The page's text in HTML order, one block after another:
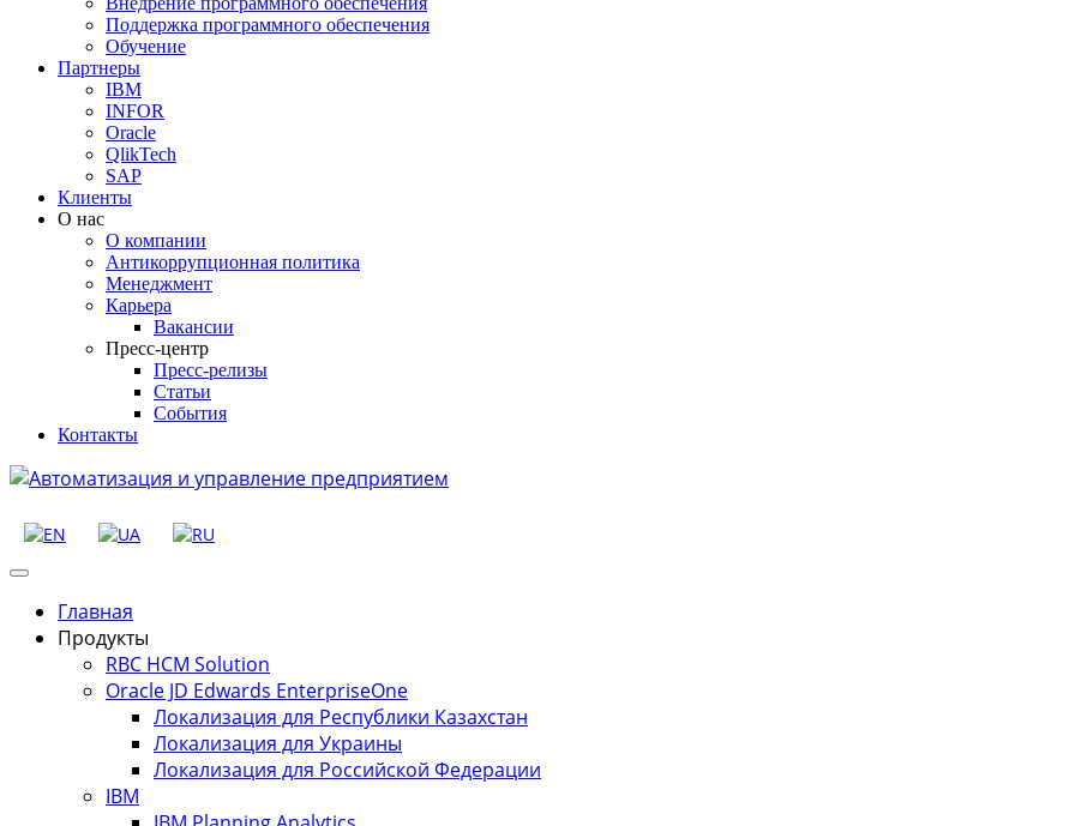
Поддержка программного обеспечения
Обучение
Партнеры
IBM
INFOR
Oracle
QlikTech
SAP
Клиенты
О нас
О компании
Антикоррупционная политика
Менеджмент
Карьера
Вакансии
Пресс-центр
Пресс-релизы
Статьи
События
Контакты
Главная
Продукты
RBC HCM Solution
Oracle JD Edwards EnterpriseOne
Локализация для Республики Казахстан
Локализация для Украины
Локализация для Российской Федерации
IBM